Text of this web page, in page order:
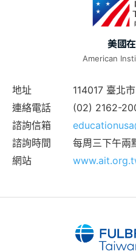
美國
American
地址
114017 臺北
連絡電話
(02) 2162-
諮詢信箱
諮詢時間
每周三下午兩
網站